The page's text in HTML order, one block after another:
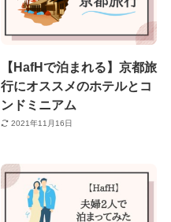
【HafHで泊まれる】京都旅
行にオススメのホテルとコ
ンドミニアム
2021年11月16日